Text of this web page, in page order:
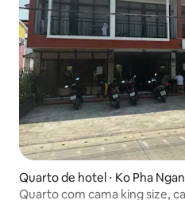
Quarto de hotel ⋅ Ko Pha Ngan
Quarto com cama king size,